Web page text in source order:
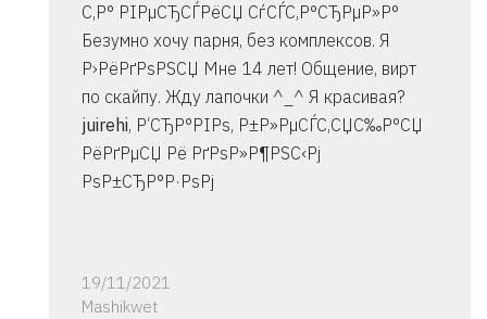
С‚Р° РІРµСЂСЃРёСЏ СѓСЃС‚Р°СЂРµР»Р°
Безумно хочу парня, без комплексов. Я
Р›РёРґРѕРЅСЏ Мне 14 лет! Общение, вирт
по скайпу. Жду лапочки ^_^ Я красивая?
juirehi, Р‘СЂР°РІРѕ, Р±Р»РµСЃС‚СЏС‰Р°СЏ
РёРґРµСЏ Рё РґРѕР»Р¶РЅС‹Рј
РѕР±СЂР°Р·РѕРј
19/11/2021
Mashikwet